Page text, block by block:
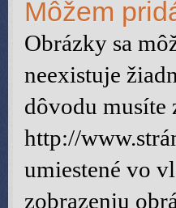
Môžem
Obrázky sa
neexistuje
dôvodu musíte
http://
umiestené vo
zobrazeniu